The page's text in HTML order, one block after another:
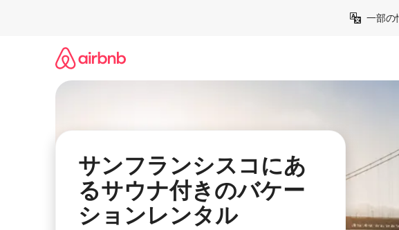
一部の
サンフランシスコにあ
るサウナ付きのバケー
ションレンタル